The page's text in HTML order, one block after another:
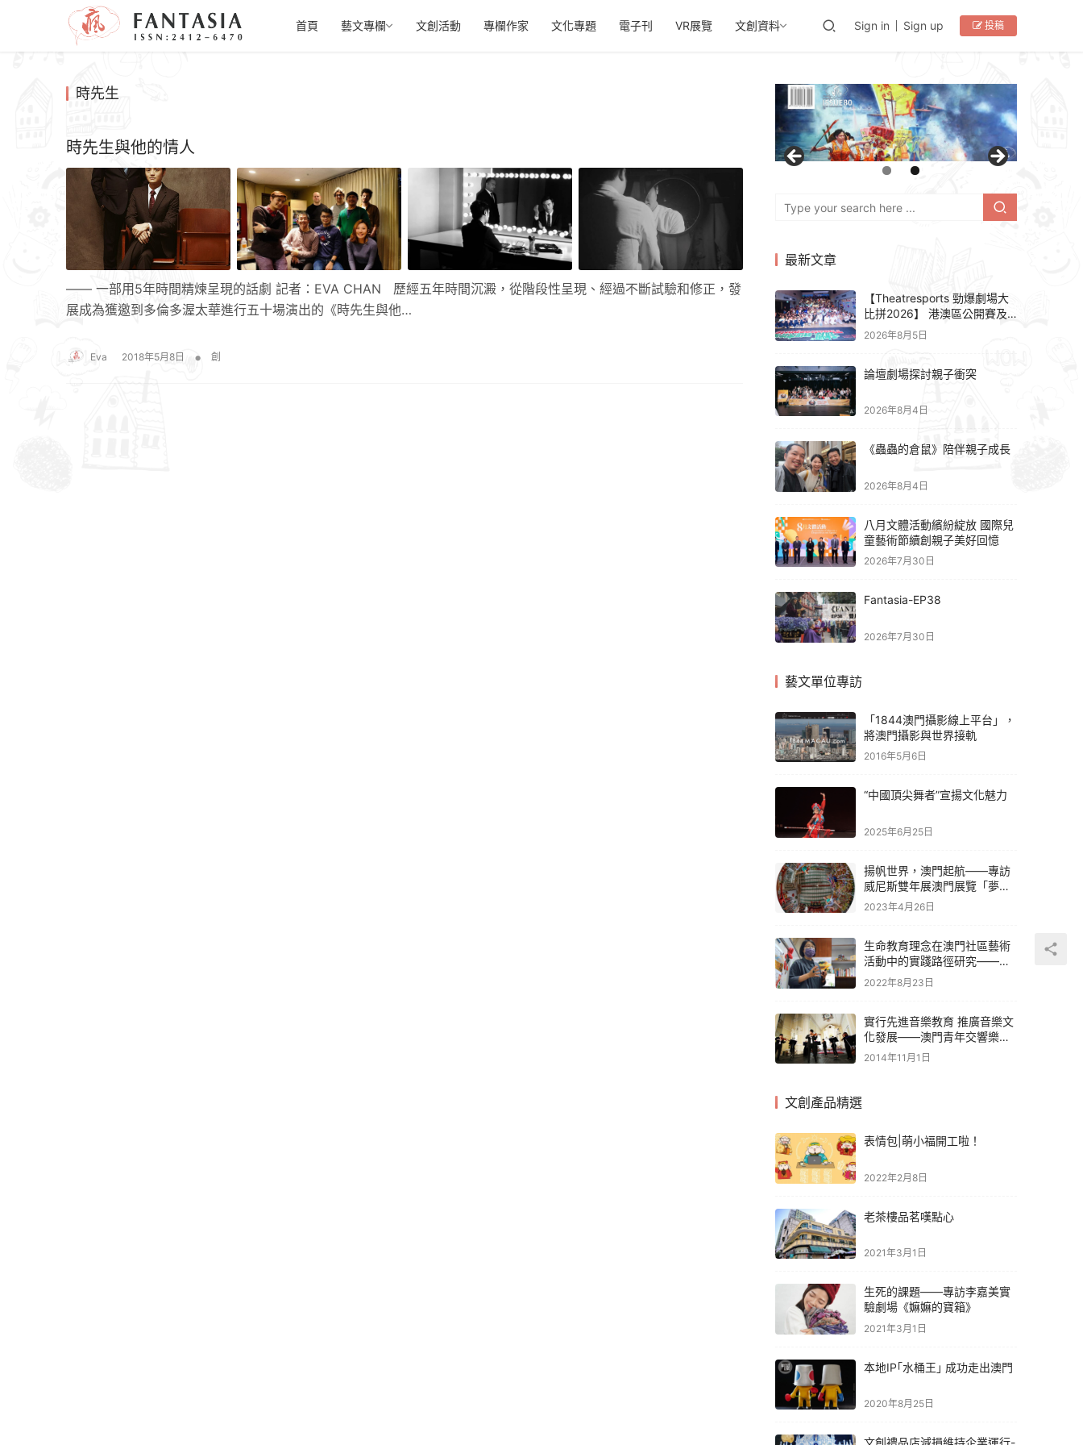
首頁 藝文專欄 文創活動 專欄作家 文化專題 電子刊 VR展覽 文創資料 Sign in Sign up 投稿
時先生
時先生與他的情人
—— 一部用5年時間精煉呈現的話劇 記者：EVA CHAN 歷經五年時間沉澱，從階段性呈現、經過不斷試驗和修正，發
展成為獲邀到多倫多渥太華進行五十場演出的《時先生與他…
Eva 2018年5月8日 • 創
最新文章
【Theatresports 勁爆劇場大
比拼2026】 港澳區公開賽及
亞洲聯賽賽果
2026年8月5日
論壇劇場探討親子衝突
2026年8月4日
《蟲蟲的倉鼠》陪伴親子成長
2026年8月4日
八月文體活動繽紛綻放 國際兒
童藝術節續創親子美好回憶
2026年7月30日
Fantasia-EP38
2026年7月30日
藝文單位專訪
「1844澳門攝影線上平台」，
將澳門攝影與世界接軌
2016年5月6日
“中國頂尖舞者”宣揚文化魅力
2025年6月25日
揚帆世界，澳門起航——專訪
威尼斯雙年展澳門展覽「夢之
寓言」
2023年4月26日
生命教育理念在澳門社區藝術
活動中的實踐路徑研究——瘋
堂十號創意園開創生命教育藝
術課程
2022年8月23日
實行先進音樂教育 推廣音樂文
化發展——澳門青年交響樂團
協會
2014年11月1日
文創產品精選
表情包|萌小福開工啦！
2022年2月8日
老茶樓品茗嘆點心
2021年3月1日
生死的課題——專訪李嘉美實
驗劇場《嫲嫲的寶箱》
2021年3月1日
本地IP｢水桶王｣ 成功走出澳門
2020年8月25日
文創禮品店減損維持企業運行-